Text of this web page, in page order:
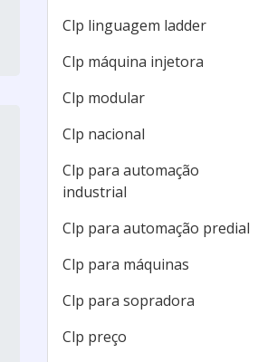
Clp linguagem ladder
Clp máquina injetora
Clp modular
Clp nacional
Clp para automação
industrial
Clp para automação predial
Clp para máquinas
Clp para sopradora
Clp preço